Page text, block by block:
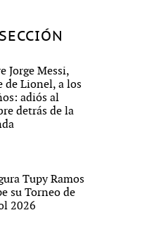
Jorge Messi,
de Lionel, a los
adiós al
detrás de la
Tupy Ramos
su Torneo de
2026